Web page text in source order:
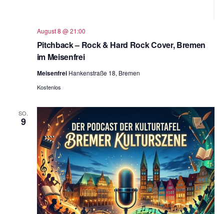
Pitchback – Rock & Hard Rock Cover, Bremen
im Meisenfrei
August 8 @ 21:00
Meisenfrei Hankenstraße 18, Bremen
Kostenlos
SO.
9